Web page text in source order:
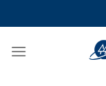
to